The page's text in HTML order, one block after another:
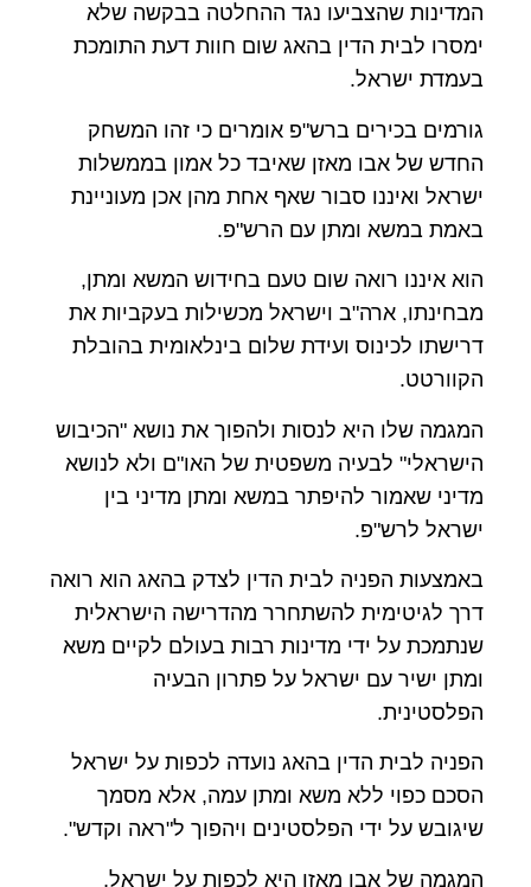
המדינות שהצביעו נגד ההחלטה בבקשה שלא
ימסרו לבית הדין בהאג שום חוות דעת התומכת
בעמדת ישראל.
גורמים בכירים ברש"פ אומרים כי זהו המשחק
החדש של אבו מאזן שאיבד כל אמון בממשלות
ישראל ואיננו סבור שאף אחת מהן אכן מעוניינת
באמת במשא ומתן עם הרש"פ.
הוא איננו רואה שום טעם בחידוש המשא ומתן,
מבחינתו, ארה"ב וישראל מכשילות בעקביות את
דרישתו לכינוס ועידת שלום בינלאומית בהובלת
הקוורטט.
המגמה שלו היא לנסות ולהפוך את נושא "הכיבוש
הישראלי" לבעיה משפטית של האו"ם ולא לנושא
מדיני שאמור להיפתר במשא ומתן מדיני בין
ישראל לרש"פ.
באמצעות הפניה לבית הדין לצדק בהאג הוא רואה
דרך לגיטימית להשתחרר מהדרישה הישראלית
שנתמכת על ידי מדינות רבות בעולם לקיים משא
ומתן ישיר עם ישראל על פתרון הבעיה
הפלסטינית.
הפניה לבית הדין בהאג נועדה לכפות על ישראל
הסכם כפוי ללא משא ומתן עמה, אלא מסמך
שיגובש על ידי הפלסטינים ויהפוך ל"ראה וקדש".
המגמה של אבו מאזן היא לכפות על ישראל,